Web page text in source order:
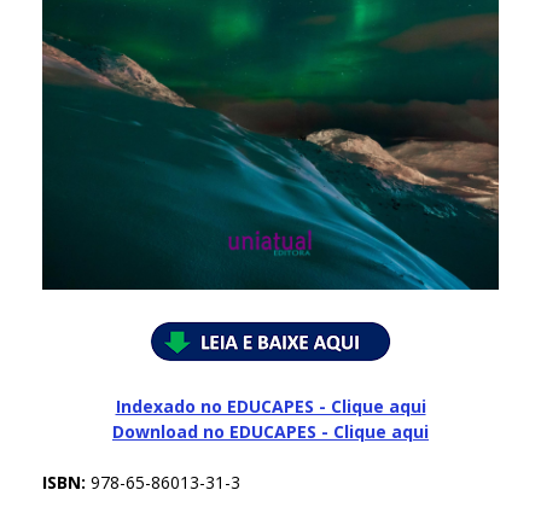
Indexado no EDUCAPES - Clique aqui
Download no EDUCAPES - Clique aqui
ISBN: 978-65-86013-31-3